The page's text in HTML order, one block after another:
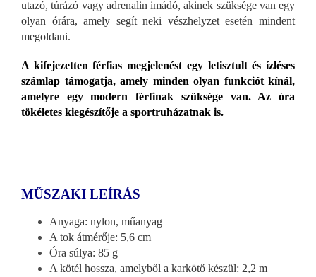
utazó, túrázó vagy adrenalin imádó, akinek szüksége van egy
olyan órára, amely segít neki vészhelyzet esetén mindent
megoldani.
A kifejezetten férfias megjelenést egy letisztult és ízléses
számlap támogatja, amely minden olyan funkciót kínál,
amelyre egy modern férfinak szüksége van. Az óra
tökéletes kiegészítője a sportruházatnak is.
MŰSZAKI LEÍRÁS
Anyaga: nylon, műanyag
A tok átmérője: 5,6 cm
Óra súlya: 85 g
A kötél hossza, amelyből a karkötő készül: 2,2 m